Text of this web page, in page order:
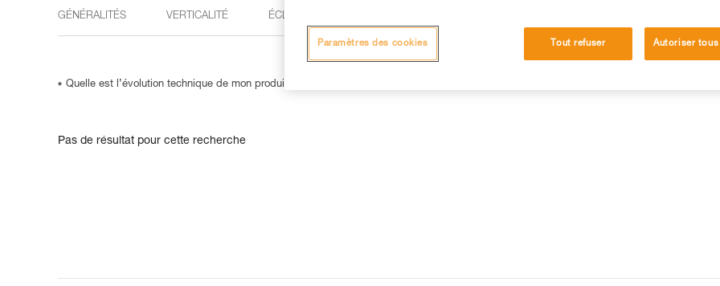
GÉNÉRALITÉS VERTICALITÉ ÉCLAIRAGE
Quelle est l’évolution technique de mon produit ZILLON / ZIGZAG / ZIGZAG PLUS ?
Pas de résultat pour cette recherche
Tout refuser Autoriser
Paramètres des cookies